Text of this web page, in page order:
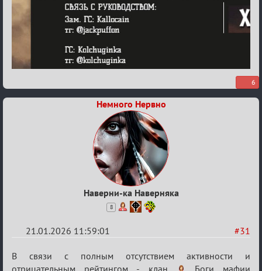
6
Немного Нервно
Наверни-ка Наверняка
8
#31
21.01.2026 11:59:01
Re:
В связи с полным отсутствием активности и
отрицательным рейтингом - клан
Боги мафии